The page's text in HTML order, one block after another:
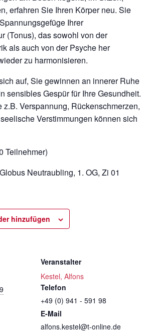
erfahren Sie Ihren Körper neu. Sie
Ihrer
(Tonus), das sowohl von der
als auch von der Psyche her
zu harmonisieren.
auf, Sie gewinnen an innerer Ruhe
sensibles Gespür für Ihre Gesundheit.
z.B. Verspannung, Rückenschmerzen,
Verstimmungen können sich
Teilnehmer)
Neutraubling, 1. OG, Zi 01
hinzufügen
Veranstalter
Kestel, Alfons
Telefon
+49 (0) 941 - 591 98
E-Mail
alfons.kestel@t-online.de